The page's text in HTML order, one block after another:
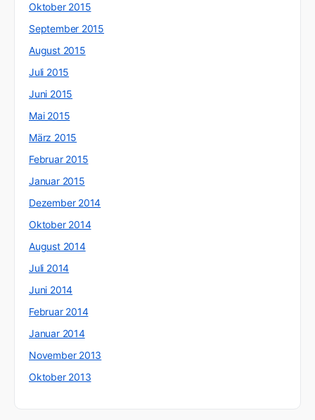
Oktober 2015
September 2015
August 2015
Juli 2015
Juni 2015
Mai 2015
März 2015
Februar 2015
Januar 2015
Dezember 2014
Oktober 2014
August 2014
Juli 2014
Juni 2014
Februar 2014
Januar 2014
November 2013
Oktober 2013